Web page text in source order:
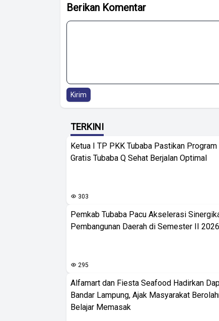
Berikan Komentar
Kirim
TERKINI
Ketua I TP PKK Tubaba Pastikan
Gratis Tubaba Q Sehat Berjalan Optimal
303
Pemkab Tubaba Pacu Akselerasi
Pembangunan Daerah di Semester II 2026
295
Alfamart dan Fiesta Seafood Hadirkan
Bandar Lampung, Ajak Masyarakat
Belajar Memasak